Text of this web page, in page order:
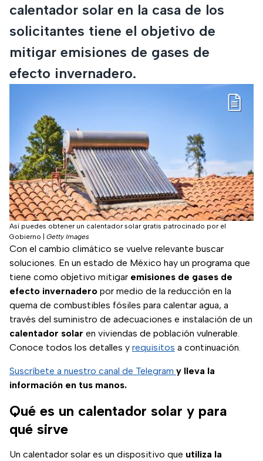
calentador solar en la casa de los
solicitantes tiene el objetivo de
mitigar emisiones de gases de
efecto invernadero.
Así puedes obtener un calentador solar gratis patrocinado por el
Gobierno
Getty Images
Con el cambio climático se vuelve relevante buscar
soluciones. En un estado de México hay un programa que
tiene como objetivo mitigar emisiones de gases de
efecto invernadero por medio de la reducción en la
quema de combustibles fósiles para calentar agua, a
través del suministro de adecuaciones e instalación de un
calentador solar en viviendas de población vulnerable.
Conoce todos los detalles y requisitos a continuación.
Suscríbete a nuestro canal de Telegram y lleva la
información en tus manos.
Qué es un calentador solar y para
qué sirve
Un calentador solar es un dispositivo que utiliza la